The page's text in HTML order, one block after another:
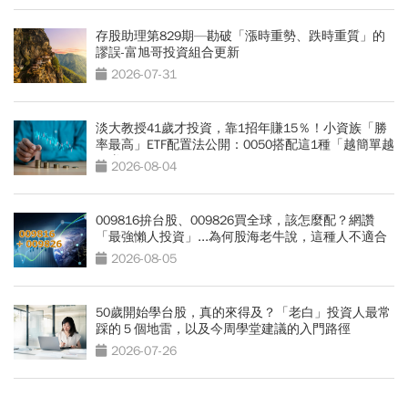
存股助理第829期—勘破「漲時重勢、跌時重質」的
謬誤-富旭哥投資組合更新
2026-07-31
淡大教授41歲才投資，靠1招年賺15％！小資族「勝
率最高」ETF配置法公開：0050搭配這1種「越簡單越
好賺」
2026-08-04
009816拚台股、009826買全球，該怎麼配？網讚
「最強懶人投資」...為何股海老牛說，這種人不適合
買？2026-08-05
50歲開始學台股，真的來得及？「老白」投資人最常
踩的５個地雷，以及今周學堂建議的入門路徑
2026-07-26